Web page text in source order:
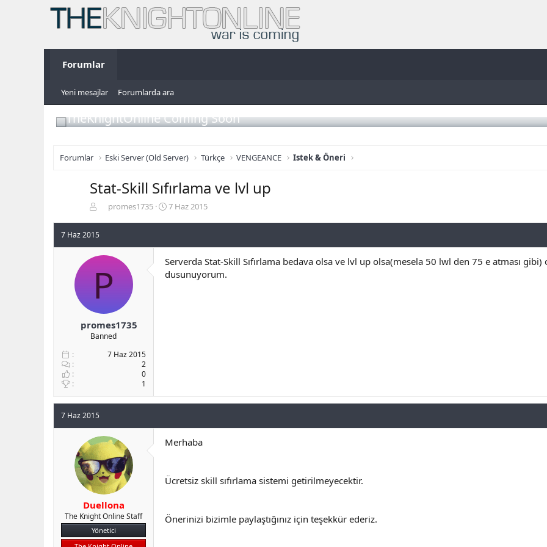
Forumlar
Yeni mesajlar Forumlarda ara
TheKnightOnline Coming Soon
Forumlar Eski Server (Old Server) Türkçe VENGEANCE Istek & Öneri
Stat-Skill Sıfırlama ve lvl up
b
u
u
l
a
t
promes1735
B
a
n
g
7 Haz 2015
7 Haz 2015
P
promes1735
Banned
7 Haz 2015
2
0
1
Serverda Stat-Skill Sıfırlama bedava olsa ve lvl up olsa(mesela 50 lwl den 75 e atması
dusunuyorum.
7 Haz 2015
Duellona
The Knight Online Staff
Yönetici
Merhaba
Ücretsiz skill sıfırlama sistemi getirilmeyecektir.
Önerinizi bizimle paylaştığınız için teşekkür ederiz.